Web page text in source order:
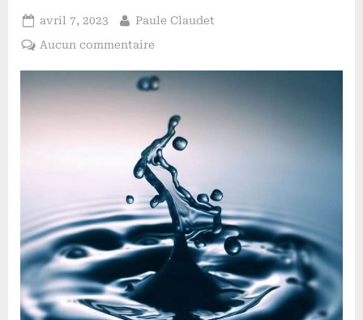
Posted
on
avril 7, 2023 By
Paule Claudet
Aucun commentaire
chlorothalonil
un
polluant
émergent
dans
l’eau
potable
en
France